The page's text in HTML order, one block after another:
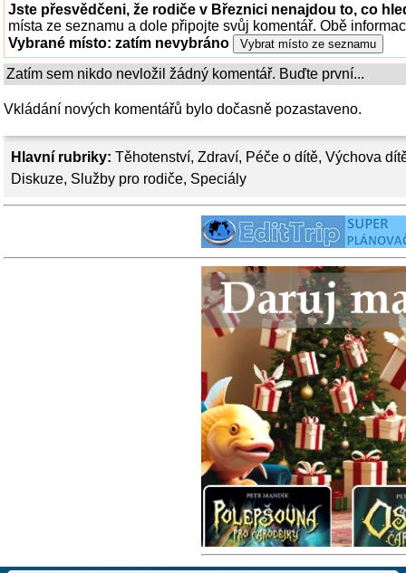
Hlavní rubriky: Těhotenství, Zdraví, Péče o dítě, Výchova
Diskuze, Služby pro rodiče, Speciály
Jste přesvědčeni, že rodiče v Březnici nenajdou to, co
místa ze seznamu a dole připojte svůj komentář. Obě
Vybrané místo: zatím nevybráno
Zatím sem nikdo nevložil žádný komentář. Buďte první...
Vkládání nových komentářů bylo dočasně pozastaveno.